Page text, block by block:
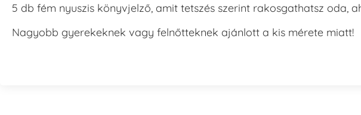
5 db fém nyuszis könyvjelző, amit tetszés szerint rakosgathatsz oda,
Nagyobb gyerekeknek vagy felnőtteknek ajánlott a kis mérete miatt!